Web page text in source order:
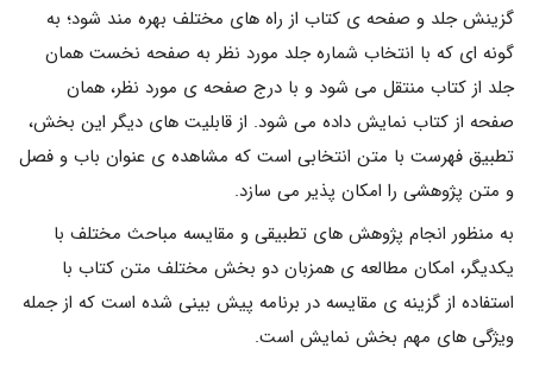
گزینش جلد و صفحه ی کتاب از راه های مختلف بهره مند شود؛ به
گونه ای که با انتخاب شماره جلد مورد نظر به صفحه نخست همان
جلد از کتاب منتقل می شود و با درج صفحه ی مورد نظر، همان
صفحه از کتاب نمایش داده می شود. از قابلیت های دیگر این بخش،
تطبیق فهرست با متن انتخابی است که مشاهده ی عنوان باب و فصل
و متن پژوهشی را امکان پذیر می سازد.
به منظور انجام پژوهش های تطبیقی و مقایسه مباحث مختلف با
یکدیگر، امکان مطالعه ی همزبان دو بخش مختلف متن کتاب با
استفاده از گزینه ی مقایسه در برنامه پیش بینی شده است که از جمله
ویژگی های مهم بخش نمایش است.